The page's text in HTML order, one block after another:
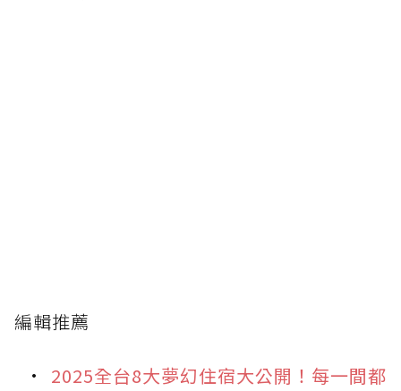
編輯推薦
2025全台8大夢幻住宿大公開！每一間都